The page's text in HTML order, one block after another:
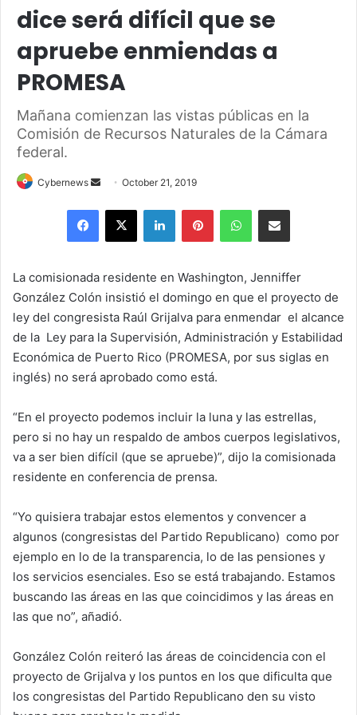
dice será difícil que se
apruebe enmiendas a
PROMESA
Mañana comienzan las vistas públicas en la
Comisión de Recursos Naturales de la Cámara
federal.
Cybernews
Send
email
October 21, 2019
Facebook
X LinkedInPinterestWhatsAppShare via Email
La comisionada residente en Washington, Jenniffer
González Colón insistió el domingo en que el proyecto de
ley del congresista Raúl Grijalva para enmendar el alcance
de la Ley para la Supervisión, Administración y Estabilidad
Económica de Puerto Rico (PROMESA, por sus siglas en
inglés) no será aprobado como está.
“En el proyecto podemos incluir la luna y las estrellas,
pero si no hay un respaldo de ambos cuerpos legislativos,
va a ser bien difícil (que se apruebe)”, dijo la comisionada
residente en conferencia de prensa.
“Yo quisiera trabajar estos elementos y convencer a
algunos (congresistas del Partido Republicano) como por
ejemplo en lo de la transparencia, lo de las pensiones y
los servicios esenciales. Eso se está trabajando. Estamos
buscando las áreas en las que coincidimos y las áreas en
las que no”, añadió.
González Colón reiteró las áreas de coincidencia con el
proyecto de Grijalva y los puntos en los que dificulta que
los congresistas del Partido Republicano den su visto